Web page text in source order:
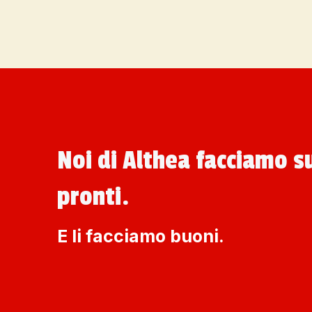
Noi di Althea facciamo
pronti.
E li facciamo buoni.